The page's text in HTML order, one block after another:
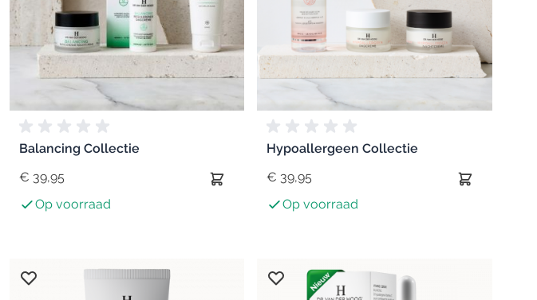
Balancing Collectie
€ 39,95
Op voorraad
Hypoallergeen Collectie
€ 39,95
Op voorraad